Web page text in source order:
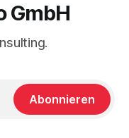
GmbH
Abonnieren